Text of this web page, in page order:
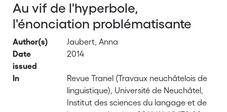
Au vif de l'hyperbole,
l'énonciation problématisante
Author(s)
Jaubert, Anna
Date
issued
2014
In
Revue Tranel (Travaux neuchâtelois de
linguistique), Université de Neuchâtel,
Institut des sciences du langage et de